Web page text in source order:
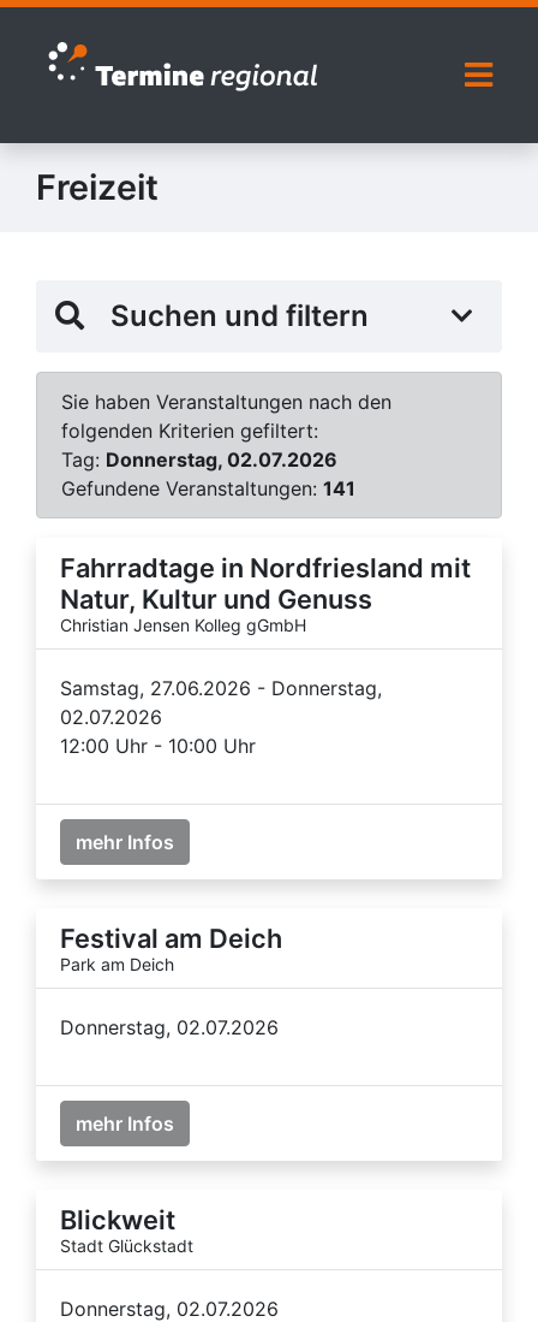
Zur Navigation springen
Zum Inhalt springen
Freizeit
Suchen und filtern
Sie haben Veranstaltungen nach den
folgenden Kriterien gefiltert:
Tag: Donnerstag, 02.07.2026
Gefundene Veranstaltungen: 141
Fahrradtage in Nordfriesland mit
Natur, Kultur und Genuss
Christian Jensen Kolleg gGmbH
Samstag, 27.06.2026 - Donnerstag,
02.07.2026
12:00 Uhr - 10:00 Uhr
mehr Infos
Festival am Deich
Park am Deich
Donnerstag, 02.07.2026
mehr Infos
Blickweit
Stadt Glückstadt
Donnerstag, 02.07.2026